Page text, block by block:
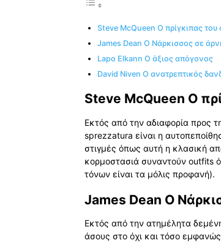
Steve McQueen Ο πρίγκιπας του
James Dean Ο Νάρκισσος σε
Lapo Elkann Ο άξιος απόγονος
David Niven Ο ανατρεπτικός
Steve McQueen Ο
Εκτός από την αδιαφορία προς
sprezzatura είναι η
στιγμές όπως αυτή η κλασική
κορμοστασιά συναντούν outfits
τόνων είναι τα μόλις προφανή).
James Dean Ο
Εκτός από την ατημέλητα
άσους στο όχι και τόσο